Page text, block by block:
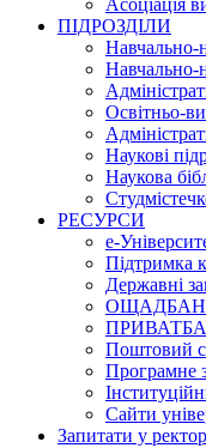
Асоціація
ПІДРОЗДІЛИ
Навчально-
Навчально-
Освітньо-
Наукові
Наукова
РЕСУРСИ
е-
Підтримка
Державні
ОЩАДБАНК
Поштовий
Програмне
Сайти
Запитати у